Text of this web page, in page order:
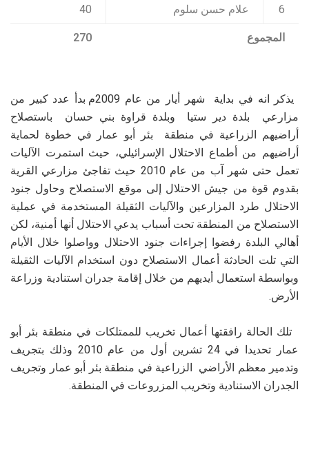
6
علام حسن سلوم
40
المجموع
270
يذكر انه في بداية شهر أيار من عام 2009م بدأ عدد كبير من
مزارعي بلدة دير ستيا وبلدة قراوة بني حسان باستصلاح
أراضيهم الزراعية في منطقة بئر أبو عمار في خطوة لحماية
أراضيهم من أطماع الاحتلال الإسرائيلي، حيث استمرت الآليات
تعمل حتى شهر آب من عام 2010 حيث تفاجئ مزارعي القرية
بقدوم قوة من جيش الاحتلال إلى موقع الاستصلاح وحاول جنود
الاحتلال طرد المزارعين والآليات الثقيلة المستخدمة في عملية
الاستصلاح من المنطقة تحت أسباب يدعي الاحتلال أنها أمنية، لكن
أهالي البلدة رفضوا إجراءات جنود الاحتلال وواصلوا خلال الأيام
التي تلت الحادثة أعمال الاستصلاح دون استخدام الآليات الثقيلة
وبواسطة استعمال أيديهم من خلال إقامة جدران استنادية وزراعة
الأرض.
تلك الحالة رافقتها أعمال تخريب للممتلكات في منطقة بئر أبو
عمار تحديدا في 24 تشرين أول من عام 2010 وذلك بتجريف
وتدمير معظم الأراضي الزراعية في منطقة بئر أبو عمار وتجريف
الجدران الاستنادية وتخريب المزروعات في المنطقة.